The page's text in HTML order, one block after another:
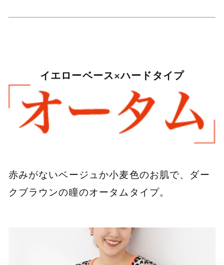
イエローベース×ハードタイプ
赤みがないベージュか小麦色のお肌で、ダー
クブラウンの瞳のオータムタイプ。